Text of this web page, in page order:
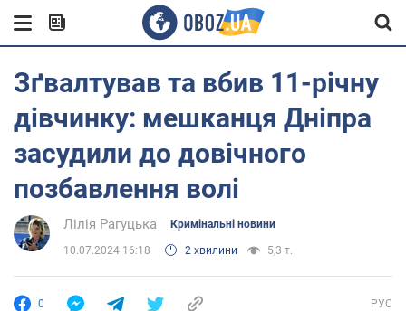
Зґвалтував та вбив 11-річну
дівчинку: мешканця Дніпра
засудили до довічного
позбавлення волі
Лілія Рагуцька Кримінальні новини
10.07.2024 16:18 2 хвилини 5,3 т.
0 РУС